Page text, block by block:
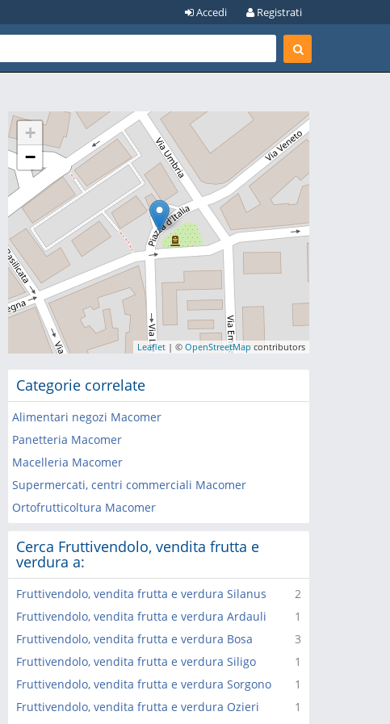
Registrati
Accedi
+
−
Leaflet | ©OpenStreetMap contributors
Categorie correlate
Alimentari negozi Macomer
Panetteria Macomer
Macelleria Macomer
Supermercati, centri commerciali Macomer
Ortofrutticoltura Macomer
Cerca Fruttivendolo, vendita frutta e
verdura a:
2
Fruttivendolo, vendita frutta e verdura Silanus
1
Fruttivendolo, vendita frutta e verdura Ardauli
3
Fruttivendolo, vendita frutta e verdura Bosa
1
Fruttivendolo, vendita frutta e verdura Siligo
1
Fruttivendolo, vendita frutta e verdura Sorgono
1
Fruttivendolo, vendita frutta e verdura Ozieri